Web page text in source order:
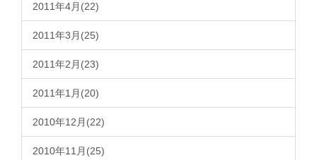
2011年4月(22)
2011年3月(25)
2011年2月(23)
2011年1月(20)
2010年12月(22)
2010年11月(25)